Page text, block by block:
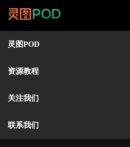
灵图POD
资源教程
关注我们
联系我们